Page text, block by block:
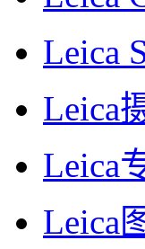
Leica
Leica
Leica
Leica